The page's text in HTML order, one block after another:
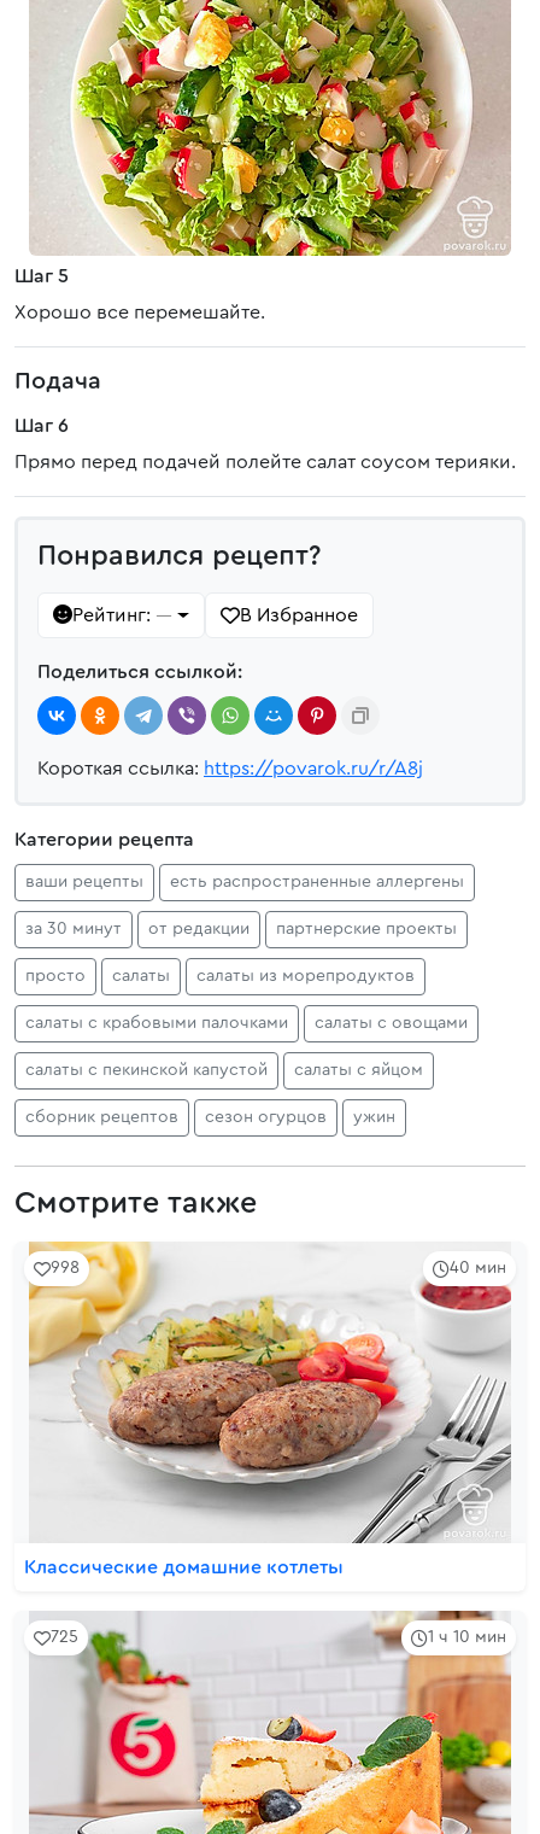
Шаг 5
Хорошо все перемешайте.
Подача
Шаг 6
Прямо перед подачей полейте салат соусом терияки.
Понравился рецепт?
Рейтинг: — В Избранное
Поделиться ссылкой:
Короткая ссылка: https://povarok.ru/r/A8j
Категории рецепта
ваши рецепты есть распространенные аллергены
за 30 минут от редакции партнерские проекты
просто салаты салаты из морепродуктов
салаты с крабовыми палочками салаты с овощами
салаты с пекинской капустой салаты с яйцом
сборник рецептов сезон огурцов ужин
Смотрите также
40 мин
998
Классические домашние котлеты
1 ч 10 мин
725